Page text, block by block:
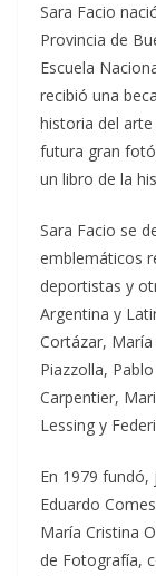
Sara Facio
Provincia de
Escuela
recibió una
historia del arte
futura gran
un libro de la
Sara Facio se
emblemáticos
deportistas y
Argentina y
Cortázar,
Piazzolla,
Carpentier,
Lessing y
En 1979 fundó,
Eduardo
María Cristina
de Fotografía,